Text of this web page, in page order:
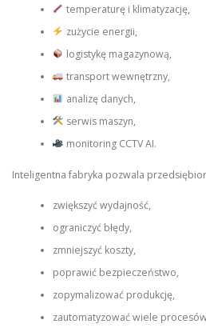
temperaturę i klimatyzację,
zużycie energii,
logistykę magazynową,
transport wewnętrzny,
analizę danych,
serwis maszyn,
monitoring CCTV AI.
Inteligentna fabryka pozwala
zwiększyć wydajność,
ograniczyć błędy,
zmniejszyć koszty,
poprawić bezpieczeństwo,
zopymalizować produkcję,
zautomatyzować wiele